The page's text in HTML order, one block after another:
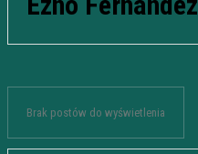
Brak postów do wyświetlenia